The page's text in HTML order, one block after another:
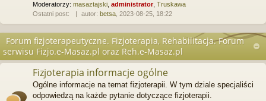
Moderatorzy: masaztajski administrator, Truskawa
Ostatni post:
autor: betsa , 2023-08-25, 18:22
Forum fizjoterapeutyczne. Fizjoterapia, Rehabilitacja. Forum
serwisu Fizjo.e-Masaz.pl oraz Reh.e-Masaz.pl
Fizjoterapia informacje ogólne
Ogólne informacje na temat fizjoterapii. W tym dziale specjaliści
odpowiedzą na każde pytanie dotyczące fizjoterapii.